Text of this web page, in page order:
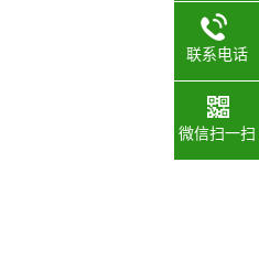
联系电话
微信扫一扫